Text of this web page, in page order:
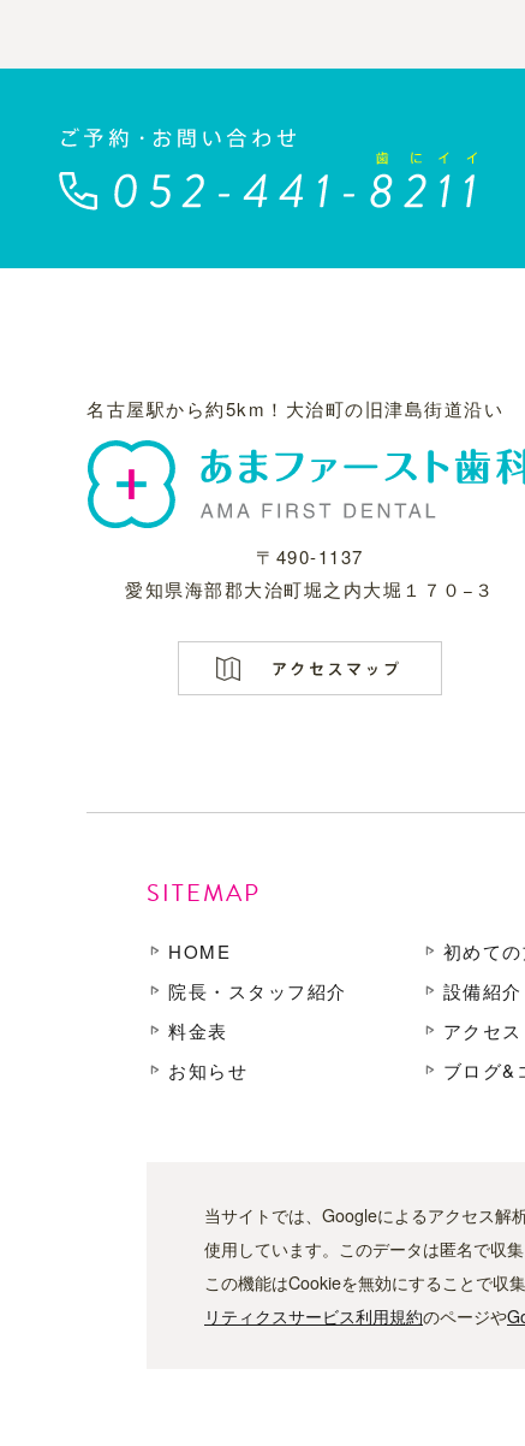
名古屋駅から約5km！ 大治町の旧津島街道沿い
〒490-1137
愛知県海部郡大治町堀之内大堀１７０−３
SITEMAP
HOME 初めて
院長・スタッフ紹介
設備紹介
料金表
アクセ
お知らせ
ブログ&
当サイトでは、Googleによるアクセス解
使用しています。このデータは匿名で収
この機能はCookieを無効にすることで収
リティクスサービス利用規約のページや